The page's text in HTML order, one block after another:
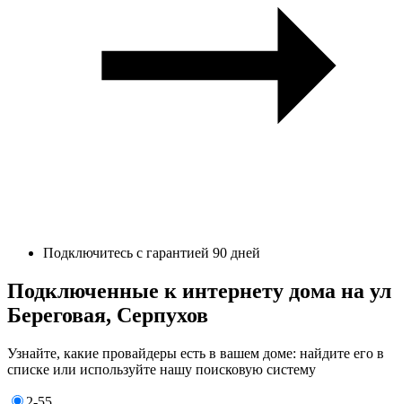
Подключитесь с гарантией 90 дней
Подключенные к интернету дома на ул
Береговая, Серпухов
Узнайте, какие провайдеры есть в вашем доме: найдите его в
списке или используйте нашу поисковую систему